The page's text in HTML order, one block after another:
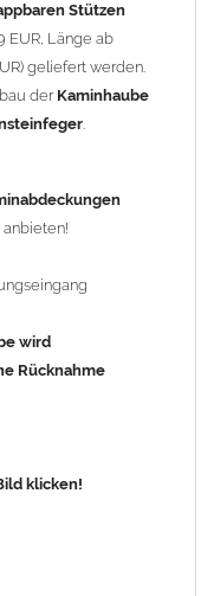
Stützen
EUR, Länge ab
geliefert werden.
der Kaminhaube
.
wird
Rücknahme
klicken!